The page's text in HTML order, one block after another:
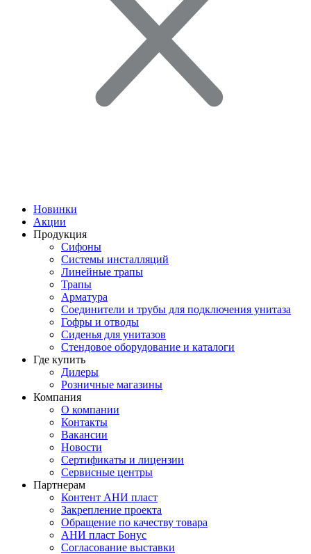
Новинки
Акции
Продукция
Сифоны
Системы инсталляций
Линейные трапы
Трапы
Арматура
Соединители и трубы для подключения унитаза
Гофры и отводы
Сиденья для унитазов
Стендовое оборудование и каталоги
Где купить
Дилеры
Розничные магазины
Компания
О компании
Контакты
Вакансии
Новости
Сертификаты и лицензии
Сервисные центры
Партнерам
Контент АНИ пласт
Закрепление проекта
Обращение по качеству товара
АНИ пласт Бонус
Согласование выставки